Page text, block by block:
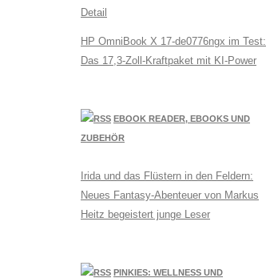
Detail
HP OmniBook X 17-de0776ngx im Test:
Das 17,3-Zoll-Kraftpaket mit KI-Power
EBOOK READER, EBOOKS UND
ZUBEHÖR
Irida und das Flüstern in den Feldern:
Neues Fantasy-Abenteuer von Markus
Heitz begeistert junge Leser
PINKIES: WELLNESS UND